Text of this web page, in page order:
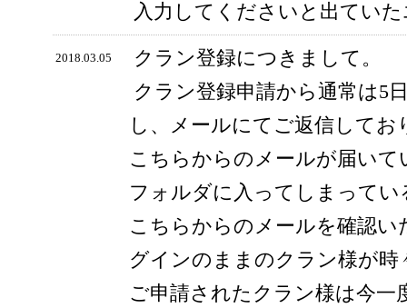
入力してくださいと出てい
2018.03.05
クラン登録につきまして。
クラン登録申請から通常は5
し、メールにてご返信してお
こちらからのメールが届い
フォルダに入ってしまってい
こちらからのメールを確認
グインのままのクラン様が時
ご申請されたクラン様は今一